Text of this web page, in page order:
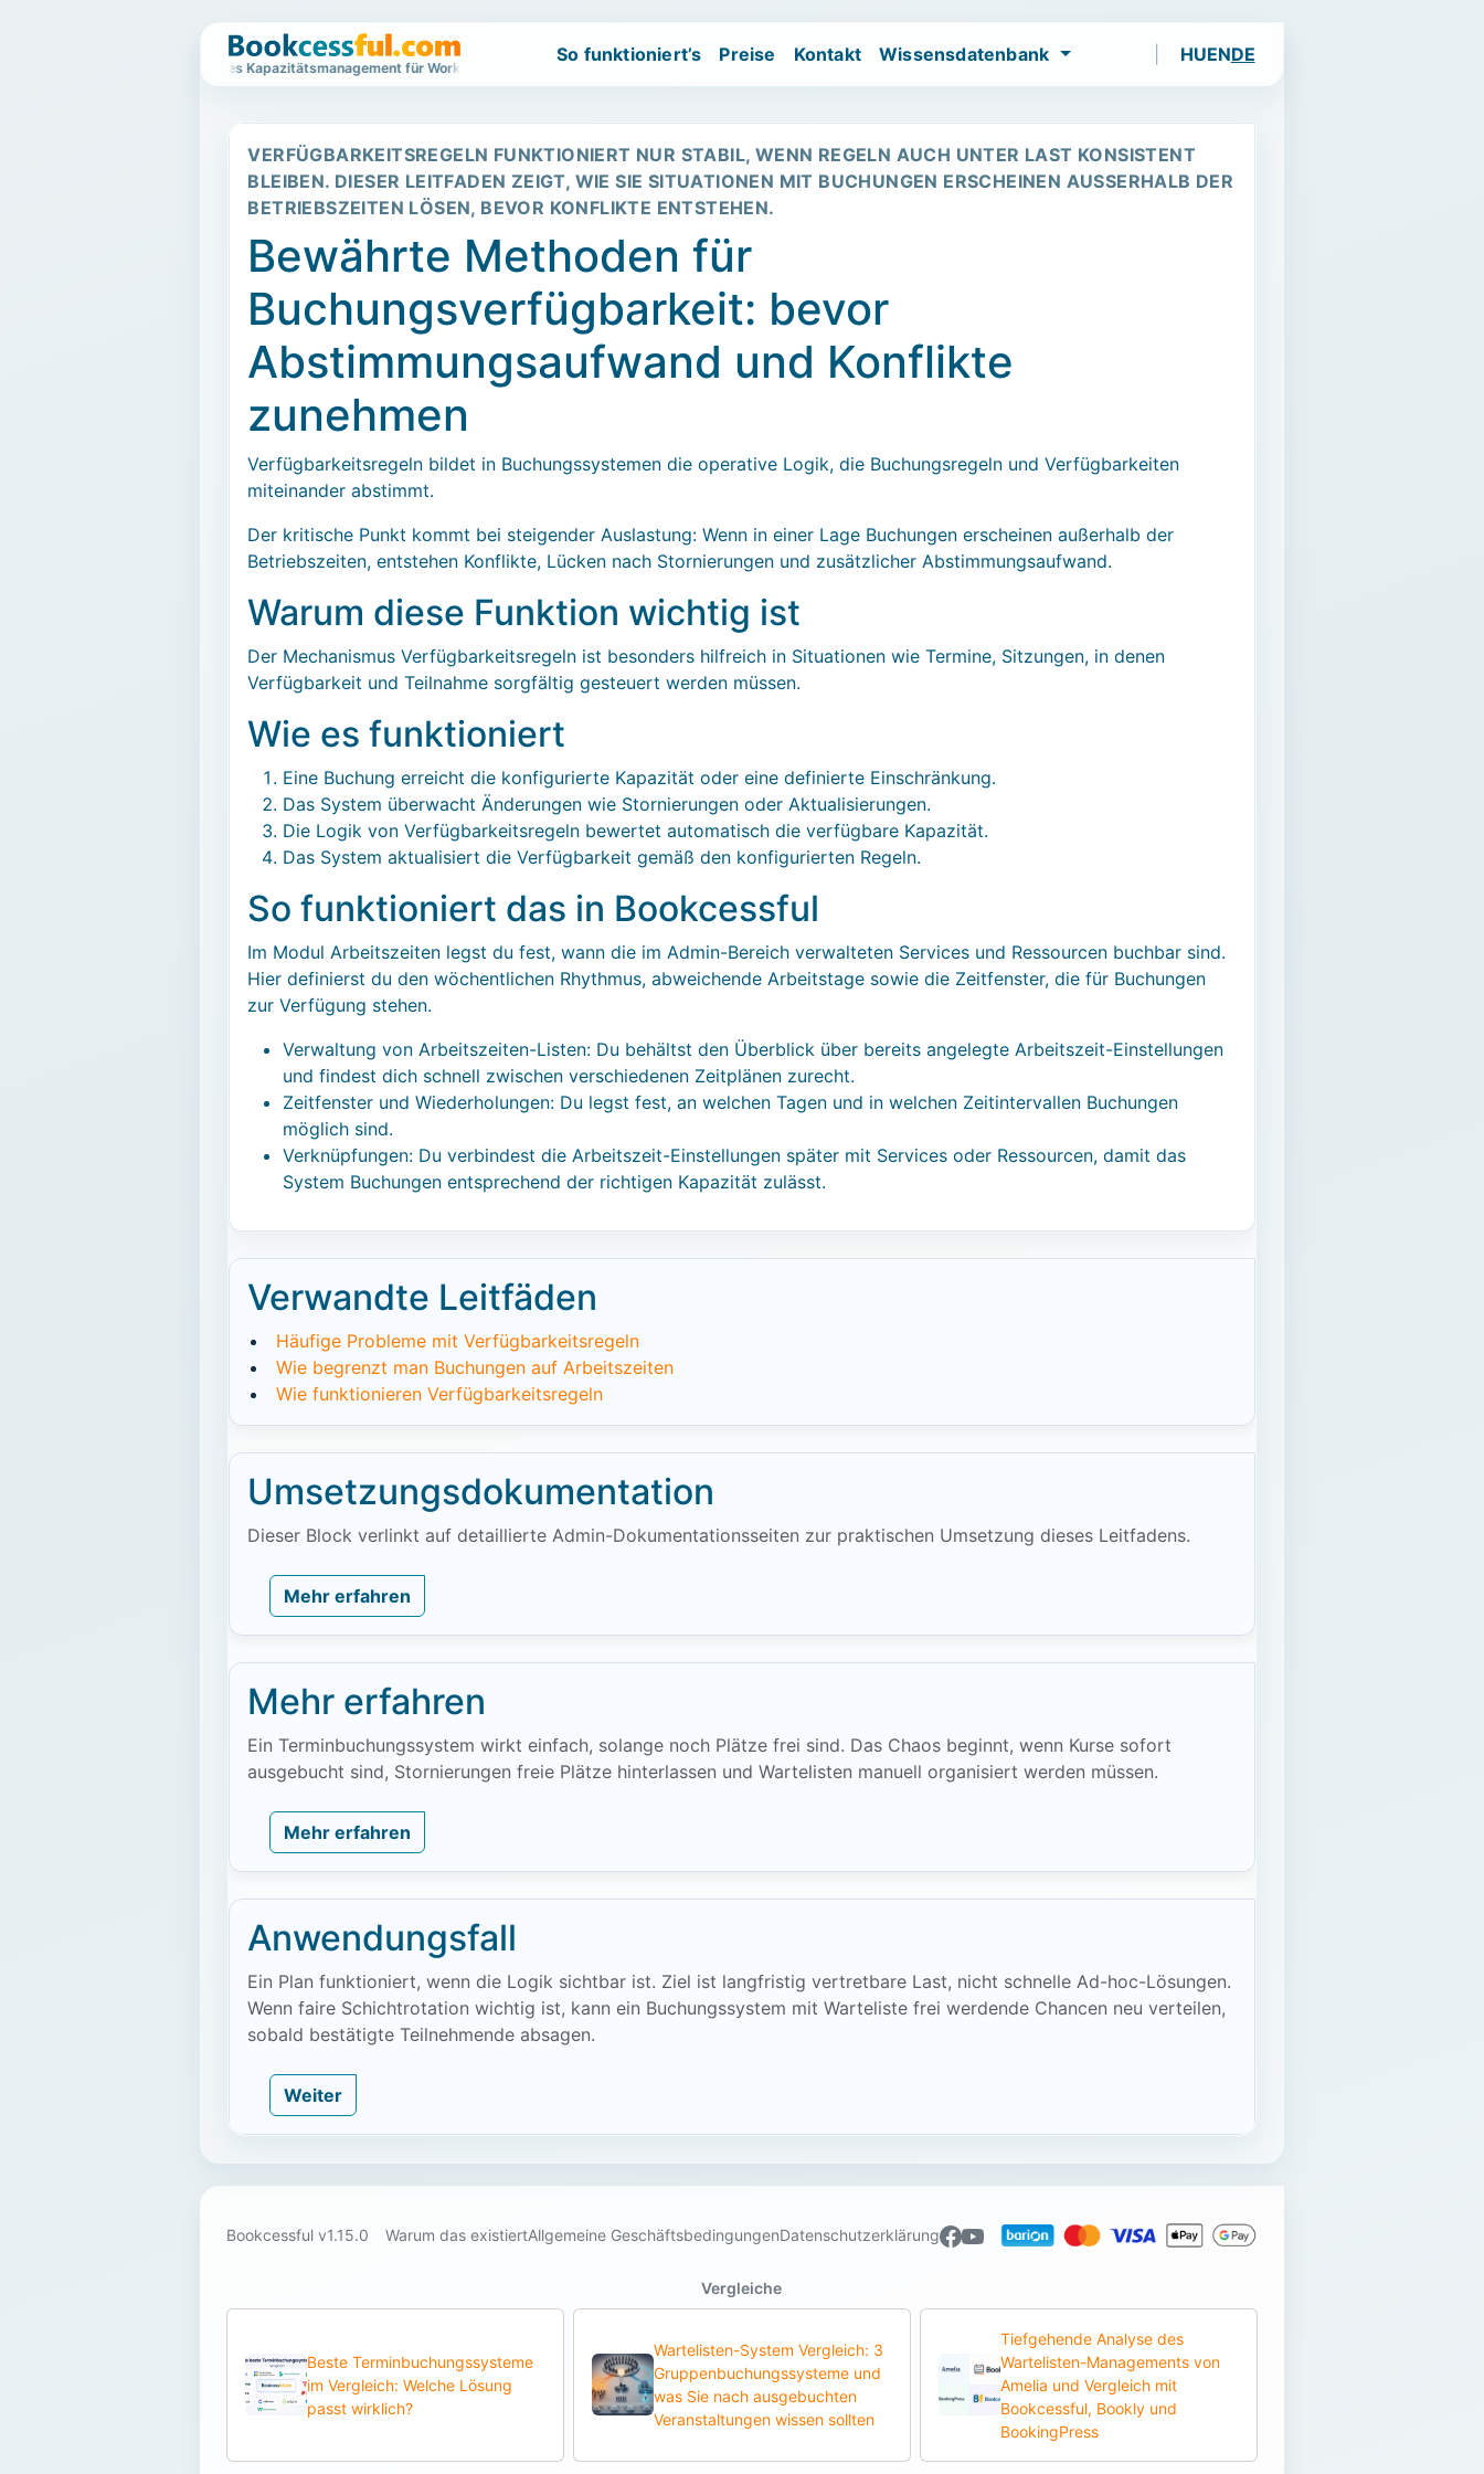
Wartelistenbasiertes Kapazitätsmanagement für Workshops und Events. Wartelistenbasiertes Kapazitätsmanagement für Workshops und Events.
So funktioniert’s Preise Kontakt Wissensdatenbank HUENDE
VERFÜGBARKEITSREGELN FUNKTIONIERT NUR STABIL, WENN REGELN AUCH UNTER LAST KONSISTENT
BLEIBEN. DIESER LEITFADEN ZEIGT, WIE SIE SITUATIONEN MIT BUCHUNGEN ERSCHEINEN AUSSERHALB DER B
ETRIEBSZEITEN LÖSEN, BEVOR KONFLIKTE ENTSTEHEN.
Bewährte Methoden für
Buchungsverfügbarkeit: bevor
Abstimmungsaufwand und Konflikte
zunehmen
Verfügbarkeitsregeln bildet in Buchungssystemen die operative Logik, die Buchungsregeln und Verfügbarkeiten
miteinander abstimmt.
Der kritische Punkt kommt bei steigender Auslastung: Wenn in einer Lage Buchungen erscheinen außerhalb der
Betriebszeiten, entstehen Konflikte, Lücken nach Stornierungen und zusätzlicher Abstimmungsaufwand.
Warum diese Funktion wichtig ist
Der Mechanismus Verfügbarkeitsregeln ist besonders hilfreich in Situationen wie Termine, Sitzungen, in denen
Verfügbarkeit und Teilnahme sorgfältig gesteuert werden müssen.
Wie es funktioniert
Eine Buchung erreicht die konfigurierte Kapazität oder eine definierte Einschränkung.
Das System überwacht Änderungen wie Stornierungen oder Aktualisierungen.
Die Logik von Verfügbarkeitsregeln bewertet automatisch die verfügbare Kapazität.
Das System aktualisiert die Verfügbarkeit gemäß den konfigurierten Regeln.
So funktioniert das in Bookcessful
Im Modul Arbeitszeiten legst du fest, wann die im Admin-Bereich verwalteten Services und Ressourcen buchbar sind.
Hier definierst du den wöchentlichen Rhythmus, abweichende Arbeitstage sowie die Zeitfenster, die für Buchungen
zur Verfügung stehen.
Verwaltung von Arbeitszeiten-Listen: Du behältst den Überblick über bereits angelegte Arbeitszeit-Einstellungen
und findest dich schnell zwischen verschiedenen Zeitplänen zurecht.
Zeitfenster und Wiederholungen: Du legst fest, an welchen Tagen und in welchen Zeitintervallen Buchungen
möglich sind.
Verknüpfungen: Du verbindest die Arbeitszeit-Einstellungen später mit Services oder Ressourcen, damit das
System Buchungen entsprechend der richtigen Kapazität zulässt.
Verwandte Leitfäden
Häufige Probleme mit Verfügbarkeitsregeln
Wie begrenzt man Buchungen auf Arbeitszeiten
Wie funktionieren Verfügbarkeitsregeln
Umsetzungsdokumentation
Dieser Block verlinkt auf detaillierte Admin-Dokumentationsseiten zur praktischen Umsetzung dieses Leitfadens.
Mehr erfahren
Mehr erfahren
Ein Terminbuchungssystem wirkt einfach, solange noch Plätze frei sind. Das Chaos beginnt, wenn Kurse sofort
ausgebucht sind, Stornierungen freie Plätze hinterlassen und Wartelisten manuell organisiert werden müssen.
Mehr erfahren
Anwendungsfall
Ein Plan funktioniert, wenn die Logik sichtbar ist. Ziel ist langfristig vertretbare Last, nicht schnelle Ad-hoc-Lösungen.
Wenn faire Schichtrotation wichtig ist, kann ein Buchungssystem mit Warteliste frei werdende Chancen neu verteilen,
sobald bestätigte Teilnehmende absagen.
Weiter
Bookcessful v1.15.0 Warum das existiertAllgemeine GeschäftsbedingungenDatenschutzerklärung
Vergleiche
Beste Terminbuchungssysteme
im Vergleich: Welche Lösung
passt wirklich?
Wartelisten-System Vergleich: 3
Gruppenbuchungssysteme und
was Sie nach ausgebuchten
Veranstaltungen wissen sollten
Tiefgehende Analyse des
Wartelisten-Managements von
Amelia und Vergleich mit
Bookcessful, Bookly und
BookingPress